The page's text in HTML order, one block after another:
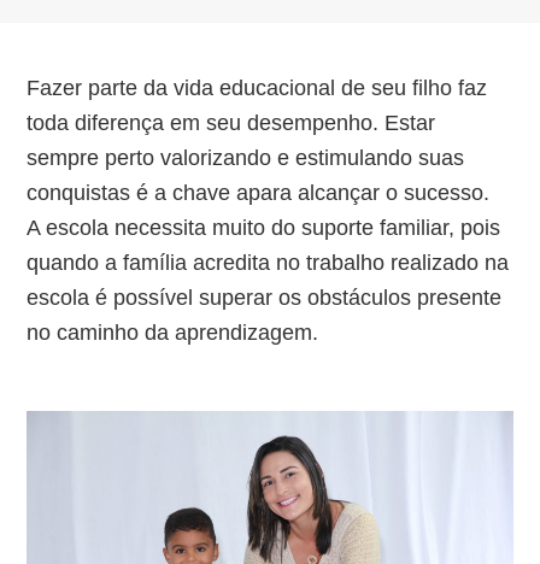
Fazer parte da vida educacional de seu filho faz
toda diferença em seu desempenho. Estar
sempre perto valorizando e estimulando suas
conquistas é a chave apara alcançar o sucesso.
A escola necessita muito do suporte familiar, pois
quando a família acredita no trabalho realizado na
escola é possível superar os obstáculos presente
no caminho da aprendizagem.